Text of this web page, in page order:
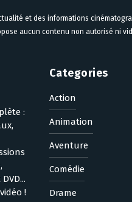
et des informations
aucun contenu non autorisé ni
:
!
Categories
Action
Animation
Aventure
Comédie
Drame